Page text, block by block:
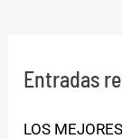
Entradas
LOS